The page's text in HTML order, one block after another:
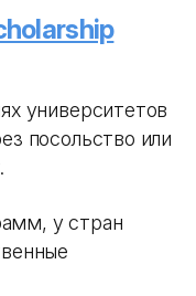
университетов
посольство или
у стран